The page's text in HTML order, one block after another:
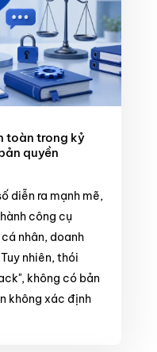
toàn trong kỷ
quyền
diễn ra mạnh mẽ,
công cụ
nhân, doanh
nhiên, thói
không có bản
không xác định